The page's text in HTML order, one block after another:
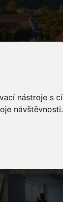
nástroje s
návštěvnosti.